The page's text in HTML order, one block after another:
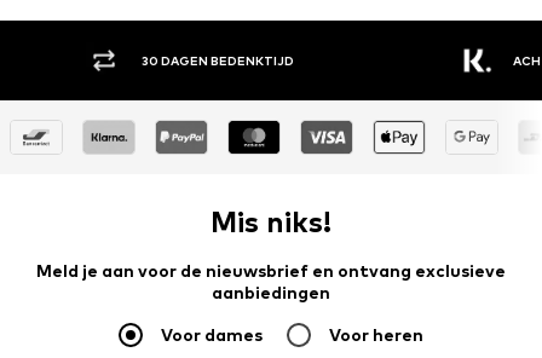
ACHTERAF BETALEN
EEN
MERKEN
Mis niks!
Meld je aan voor de nieuwsbrief en ontvang exclusieve
aanbiedingen
Voor dames Voor heren